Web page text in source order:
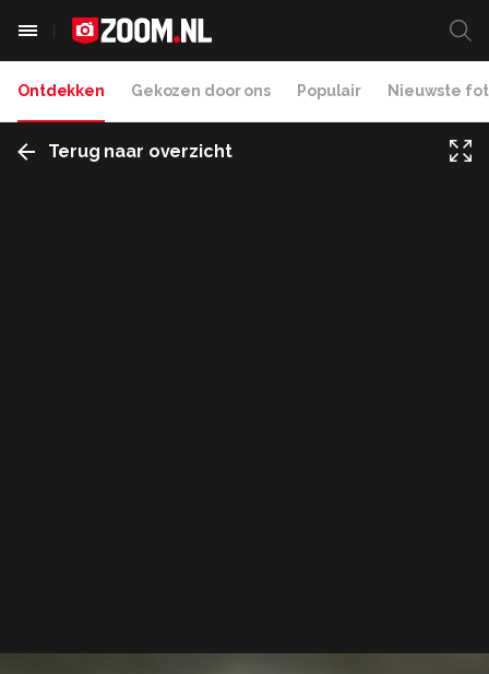
Ontdekken Gekozen door ons Populair Nieuwste
Terug naar overzicht